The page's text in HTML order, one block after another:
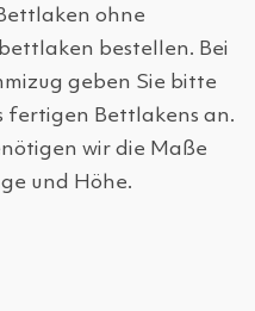
ohne
bestellen. Bei
geben Sie bitte
fertigen Bettlakens an.
wir die Maße
und Höhe.